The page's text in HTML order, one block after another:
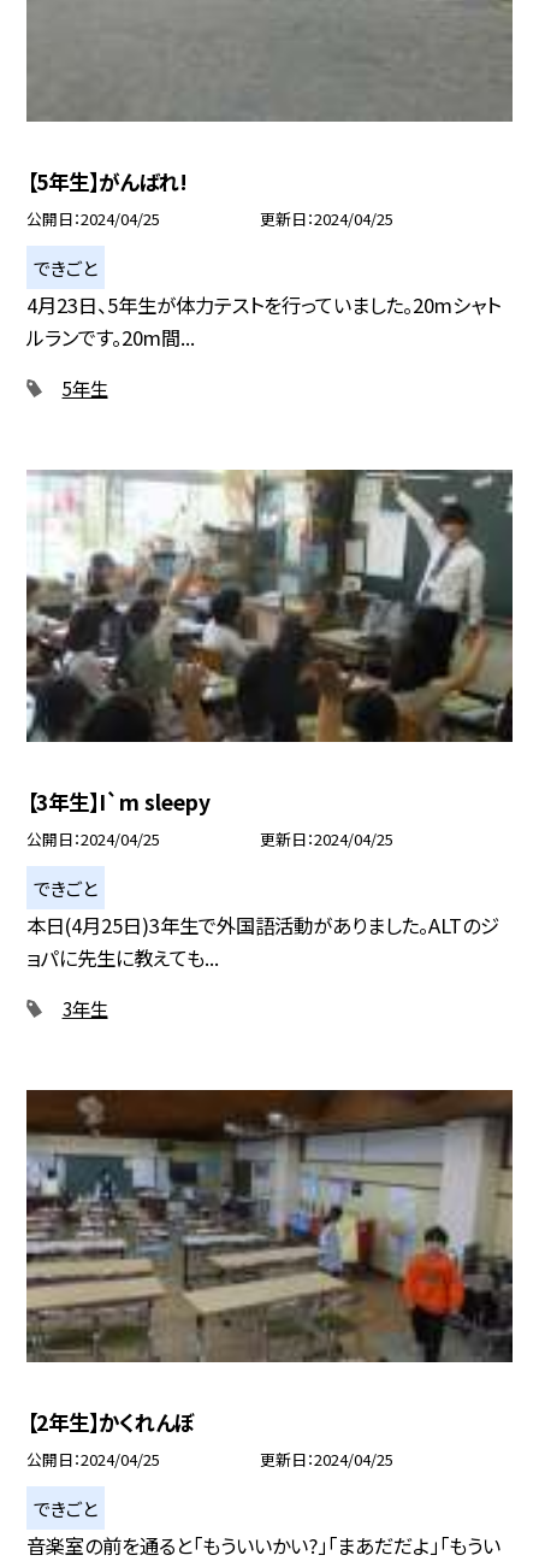
【5年生】がんばれ!
公開日 2024/04/25 更新日 2024/04/25
できごと
4月23日、5年生が体力テストを行っていました。20mシャト
ルランです。20m間...
5年生
【3年生】I`m sleepy
公開日 2024/04/25 更新日 2024/04/25
できごと
本日(4月25日)3年生で外国語活動がありました。ALTのジ
ョパに先生に教えても...
3年生
【2年生】かくれんぼ
公開日 2024/04/25 更新日 2024/04/25
できごと
音楽室の前を通ると「もういいかい?」「まあだだよ」「もうい